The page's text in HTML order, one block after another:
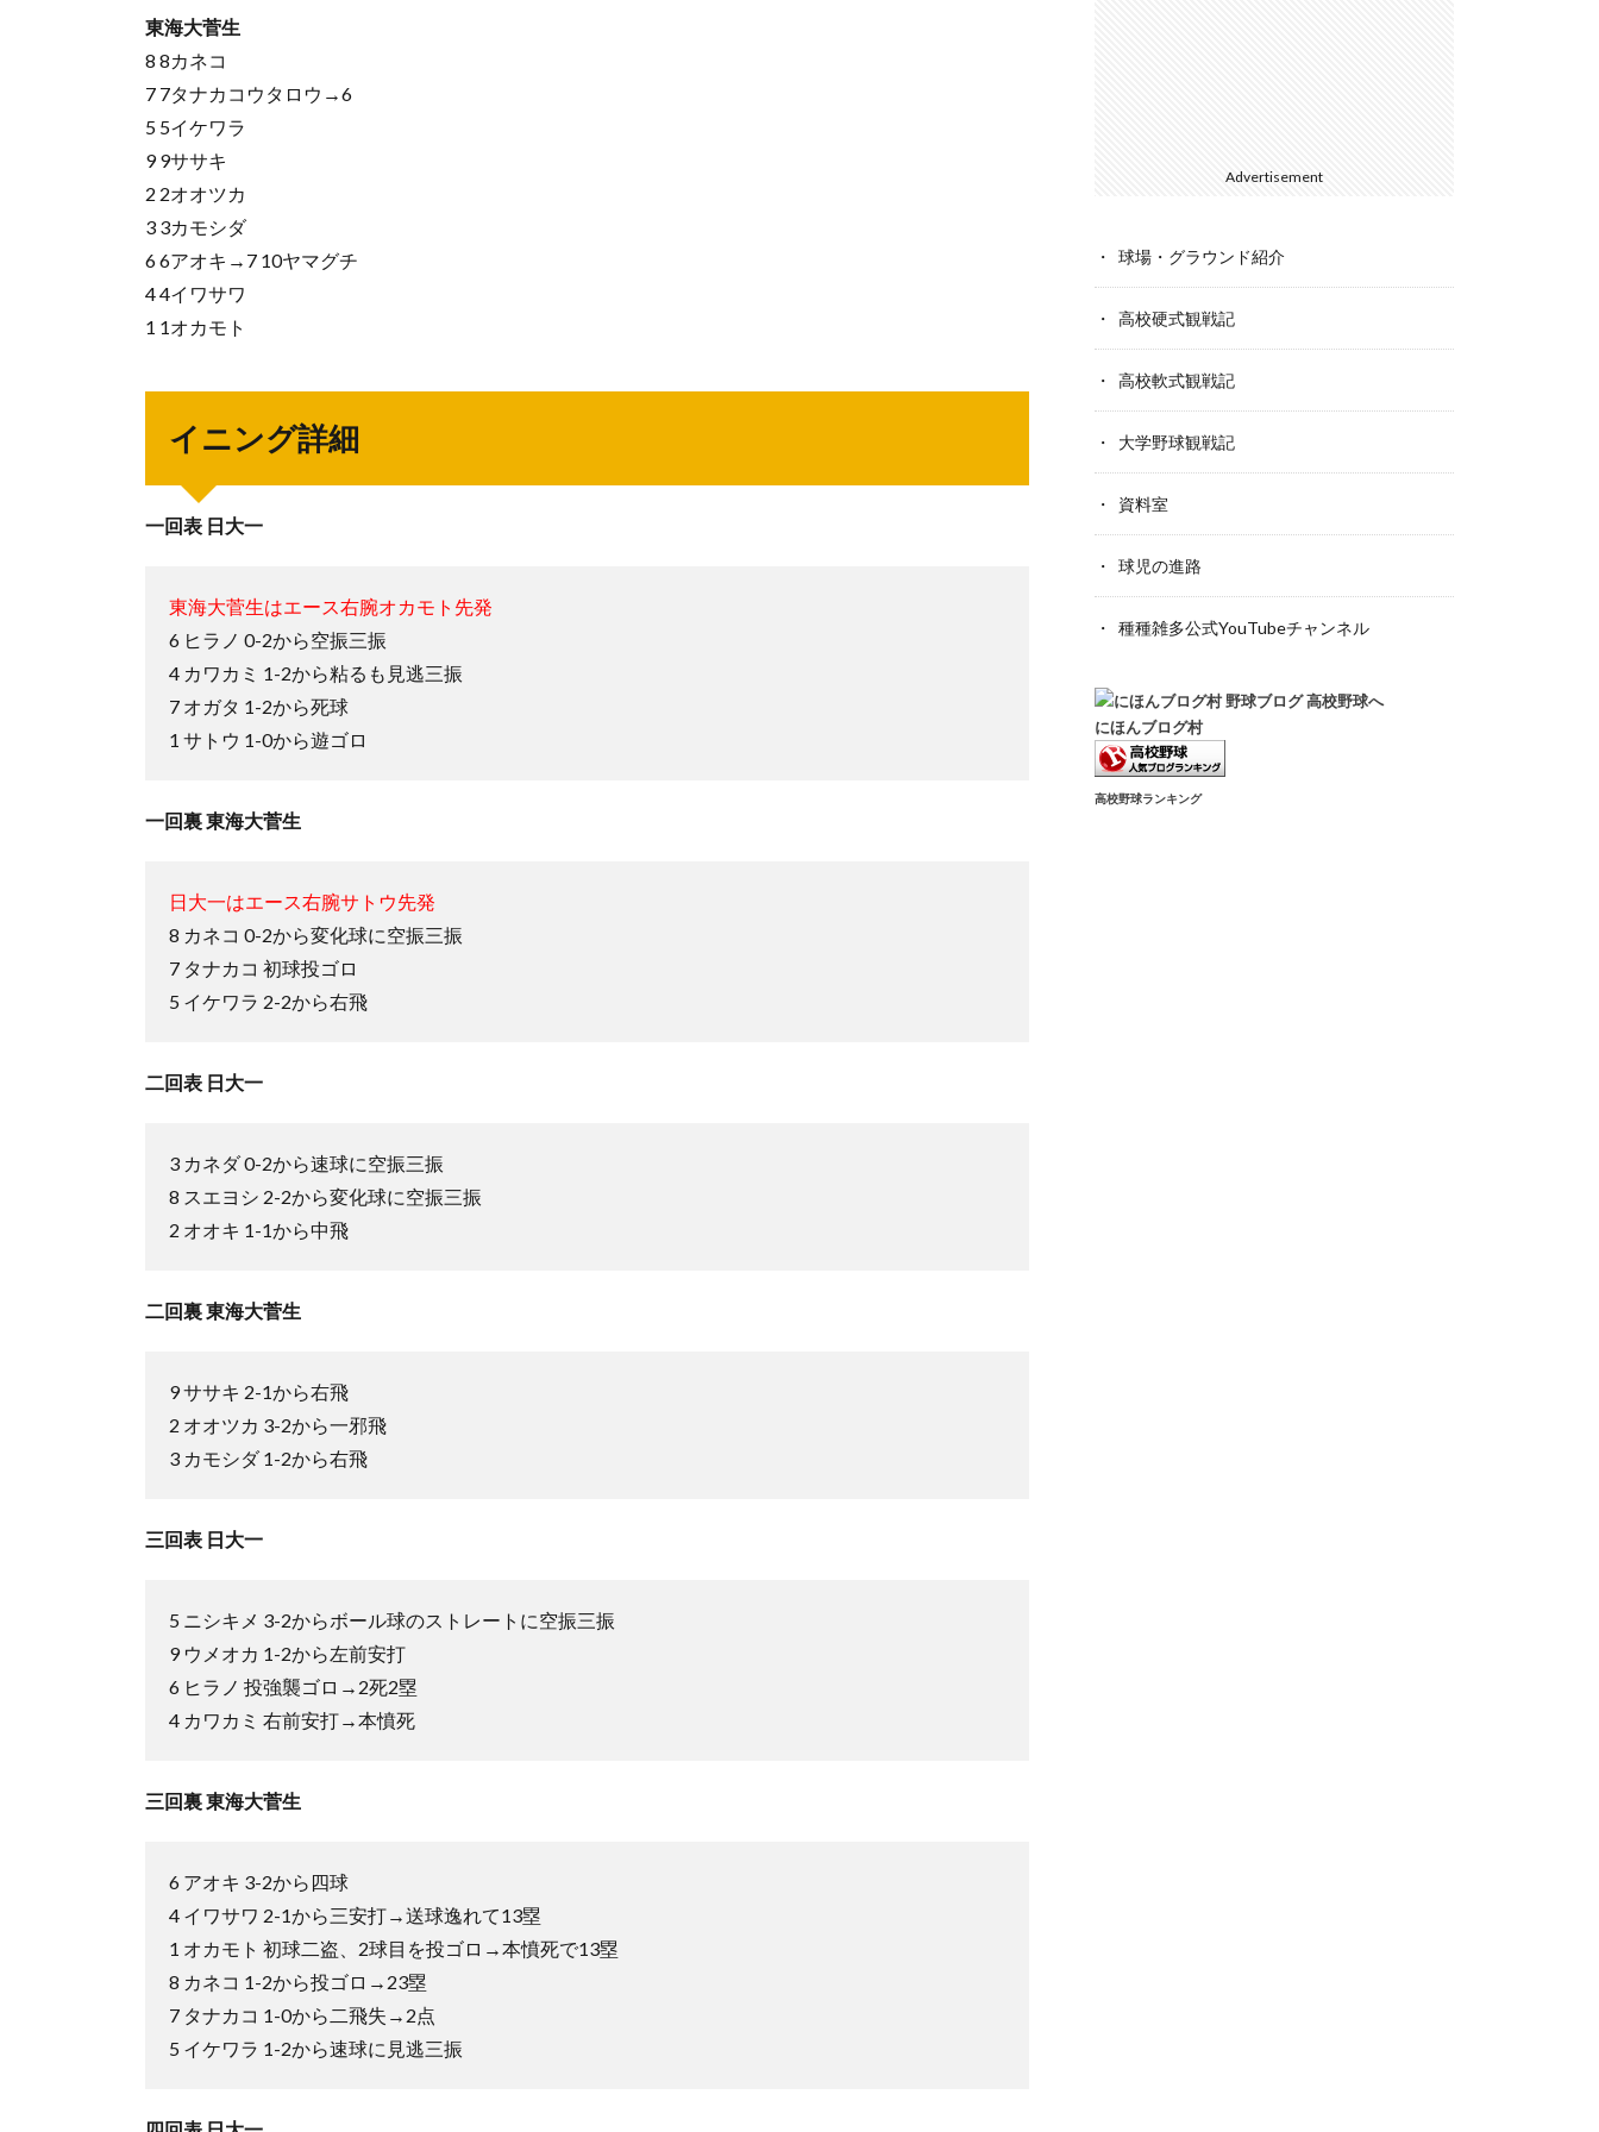
東海大菅生
8 8カネコ
7 7タナカコウタロウ→6
5 5イケワラ
9 9ササキ
2 2オオツカ
3 3カモシダ
6 6アオキ→7 10ヤマグチ
4 4イワサワ
1 1オカモト
イニング詳細
一回表 日大一
東海大菅生はエース右腕オカモト先発
6 ヒラノ 0-2から空振三振
4 カワカミ 1-2から粘るも見逃三振
7 オガタ 1-2から死球
1 サトウ 1-0から遊ゴロ
一回裏 東海大菅生
日大一はエース右腕サトウ先発
8 カネコ 0-2から変化球に空振三振
7 タナカコ 初球投ゴロ
5 イケワラ 2-2から右飛
二回表 日大一
3 カネダ 0-2から速球に空振三振
8 スエヨシ 2-2から変化球に空振三振
2 オオキ 1-1から中飛
二回裏 東海大菅生
9 ササキ 2-1から右飛
2 オオツカ 3-2から一邪飛
3 カモシダ 1-2から右飛
三回表 日大一
5 ニシキメ 3-2からボール球のストレートに空振三振
9 ウメオカ 1-2から左前安打
6 ヒラノ 投強襲ゴロ→2死2塁
4 カワカミ 右前安打→本憤死
三回裏 東海大菅生
6 アオキ 3-2から四球
4 イワサワ 2-1から三安打→送球逸れて13塁
1 オカモト 初球二盗、2球目を投ゴロ→本憤死で13塁
8 カネコ 1-2から投ゴロ→23塁
7 タナカコ 1-0から二飛失→2点
5 イケワラ 1-2から速球に見逃三振
Advertisement
球場・グラウンド紹介
高校硬式観戦記
高校軟式観戦記
大学野球観戦記
資料室
球児の進路
種種雑多公式YouTubeチャンネル
にほんブログ村
高校野球ランキング